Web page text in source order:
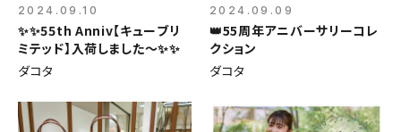
2024.09.10
✨✨55th Anniv【キューブリ
ミテッド】入荷しました～✨✨
ダコタ
2024.09.09
👑55周年アニバーサリーコレ
クション
ダコタ